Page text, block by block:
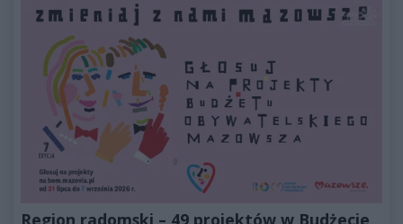
Region radomski – 49 projektów w Budżecie